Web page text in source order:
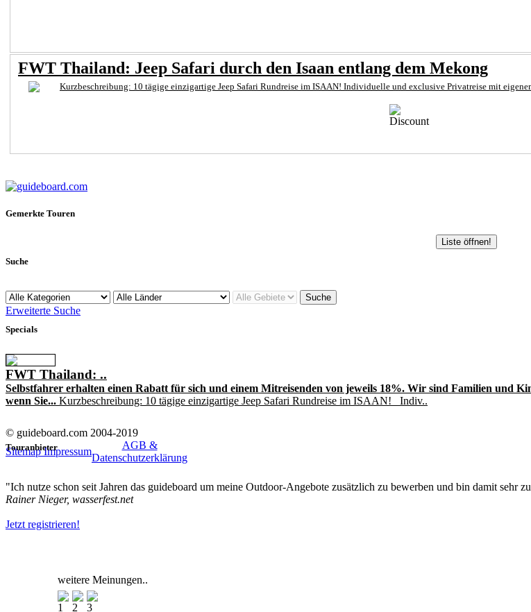
FWT Thailand: Jeep Safari durch den Isaan entlang dem Mekong
Kurzbeschreibung: 10 tägige einzigartige Jeep Safari Rundreise im ISAAN! Individuelle und exclusive Privatreise mit
Gemerkte Touren
Liste öffnen!
Suche
Erweiterte Suche
Specials
FWT Thailand: ..
Selbstfahrer erhalten einen Rabatt für sich und einem Mitreisenden von jeweils 18%. Wir sind Familien und
wenn Sie... Kurzbeschreibung: 10 tägige einzigartige Jeep Safari Rundreise im ISAAN! Indiv..
Touranbieter
"Ich nutze schon seit Jahren das guideboard um meine Outdoor-Angebote zusätzlich zu bewerben und bin damit sehr
Rainer Nieger, wasserfest.net
Jetzt registrieren!
weitere Meinungen..
© guideboard.com 2004-2019
SitemapImpressum
AGB &
Datenschutzerklärung